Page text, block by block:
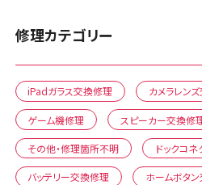
修理カテゴリー
iPadガラス交換修理 カメラレン
ゲーム機修理 スピーカー交換修
その他・修理箇所不明 ドックコ
バッテリー交換修理 ホームボタ